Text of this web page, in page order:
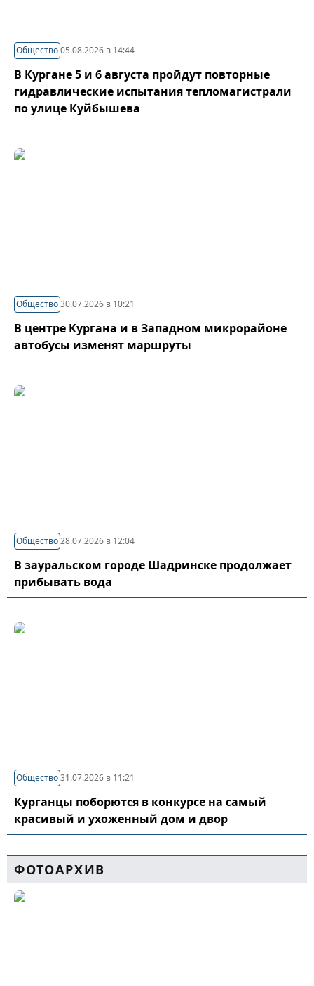
Общество05.08.2026 в 14:44
В Кургане 5 и 6 августа пройдут повторные
гидравлические испытания тепломагистрали
по улице Куйбышева
Общество30.07.2026 в 10:21
В центре Кургана и в Западном микрорайоне
автобусы изменят маршруты
Общество28.07.2026 в 12:04
В зауральском городе Шадринске продолжает
прибывать вода
Общество31.07.2026 в 11:21
Курганцы поборются в конкурсе на самый
красивый и ухоженный дом и двор
ФОТОАРХИВ